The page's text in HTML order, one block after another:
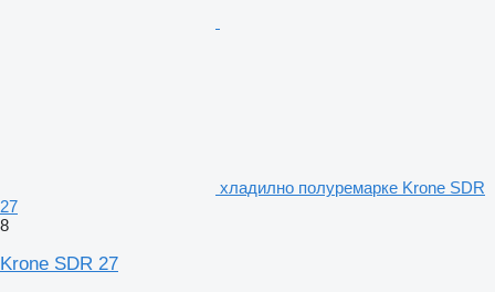
хладилно полуремарке Krone SDR
27
8
Krone SDR 27